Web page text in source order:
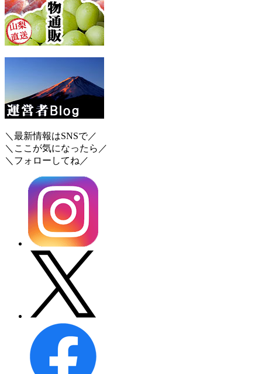
＼最新情報はSNSで／
＼ここが気になったら／
＼フォローしてね／